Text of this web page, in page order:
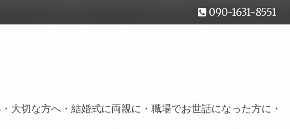
090-1631-8551
切な方へ・結婚式に両親に・職場でお世話になった方に・